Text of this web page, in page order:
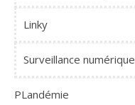
Linky
Surveillance numérique
PLandémie